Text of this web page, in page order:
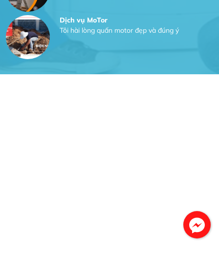
Dịch vụ MoTor
Tôi hài lòng quấn motor đẹp và đúng ý